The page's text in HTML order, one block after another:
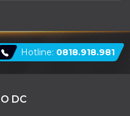
Hotline: 0818.918.981
DC